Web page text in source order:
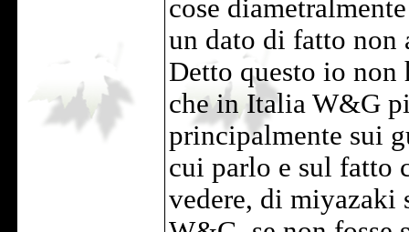
cose
un dato di fatto non
Detto questo io non
che in Italia W&G
principalmente sui
cui parlo e sul fatto
vedere, di miyazaki